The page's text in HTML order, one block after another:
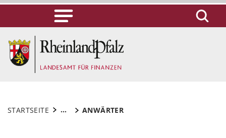
STARTSEITE ... ANWÄRTER